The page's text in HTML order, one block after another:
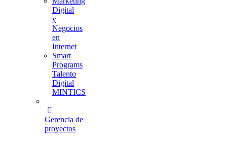
Digital
y
Negocios
en
Internet
Smart
Programs
Talento
Digital
MINTICS
Gerencia de
proyectos